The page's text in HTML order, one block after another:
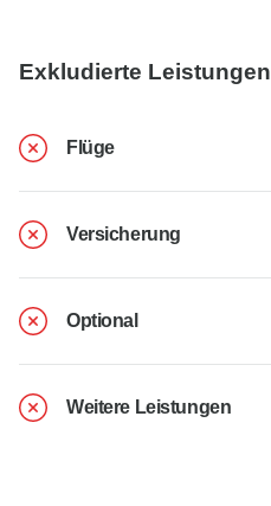
Exkludierte Leistungen
Flüge
Versicherung
Optional
Weitere Leistungen